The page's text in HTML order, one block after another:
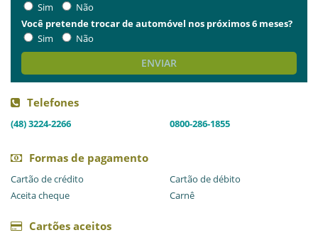
Sim
Não
Você pretende trocar de automóvel nos próximos 6 meses?
Sim
Não
ENVIAR
Telefones
(48) 3224-2266 0800-286-1855
Formas de pagamento
Cartão de crédito
Cartão de débito
Aceita cheque
Carnê
Cartões aceitos